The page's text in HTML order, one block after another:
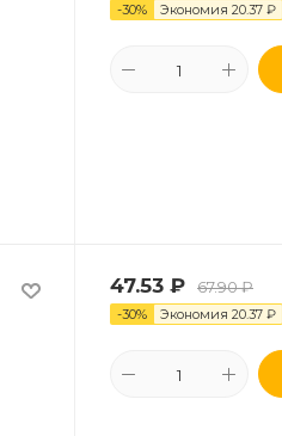
-30% Экономия 20.37 ₽
47.53 ₽ 67.90₽
-30% Экономия 20.37 ₽